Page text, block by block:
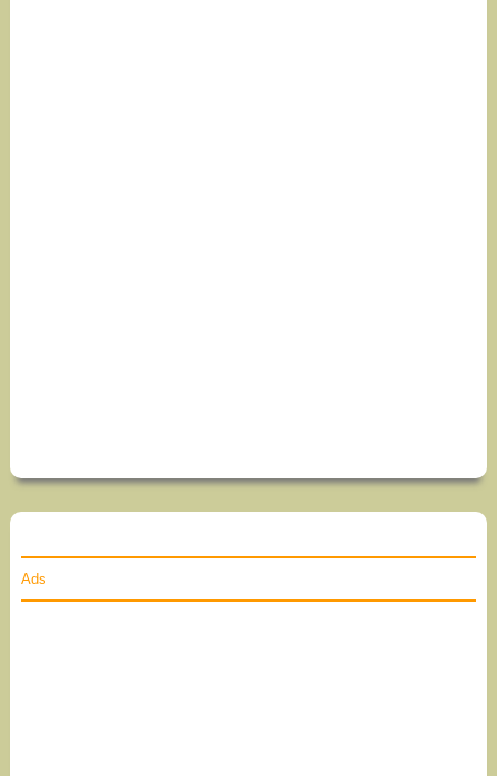
Ads